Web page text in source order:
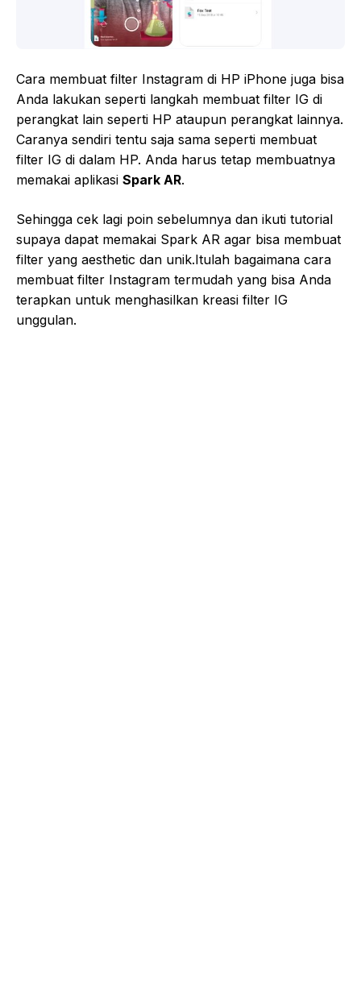
Cara membuat filter Instagram di HP iPhone juga bisa
Anda lakukan seperti langkah membuat filter IG di
perangkat lain seperti HP ataupun perangkat lainnya.
Caranya sendiri tentu saja sama seperti membuat
filter IG di dalam HP. Anda harus tetap membuatnya
memakai aplikasi Spark AR.
Sehingga cek lagi poin sebelumnya dan ikuti tutorial
supaya dapat memakai Spark AR agar bisa membuat
filter yang aesthetic dan unik.Itulah bagaimana cara
membuat filter Instagram termudah yang bisa Anda
terapkan untuk menghasilkan kreasi filter IG
unggulan.